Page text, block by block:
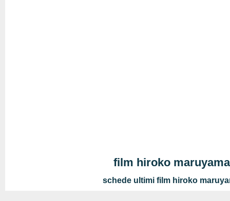
film hiroko maruyama
schede ultimi film hiroko